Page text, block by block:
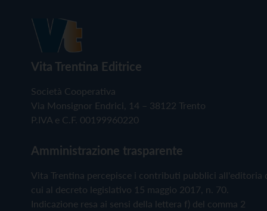
Vita Trentina Editrice
Società Cooperativa
Via Monsignor Endrici, 14 – 38122 Trento
P.IVA e C.F. 00199960220
Amministrazione trasparente
Vita Trentina percepisce i contributi pubblici all'editoria
cui al decreto legislativo 15 maggio 2017, n. 70.
Indicazione resa ai sensi della lettera f) del comma 2